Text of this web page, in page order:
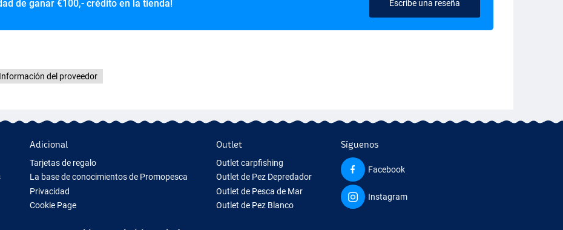
de ganar €100,- crédito en la tienda! Escribe una reseña
Información del proveedor
Adicional
Tarjetas de regalo
La base de conocimientos de Promopesca
Privacidad
Cookie Page
Outlet
Outlet carpfishing
Outlet de Pez Depredador
Outlet de Pesca de Mar
Outlet de Pez Blanco
Síguenos
Facebook
Instagram